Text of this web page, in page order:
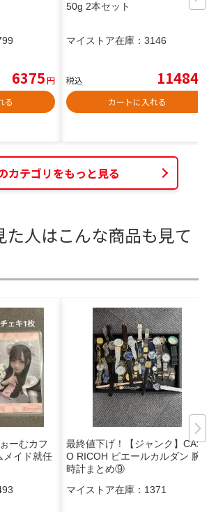
6375円
る
50g 2本セット
マイストア在庫： 3146
税込 11484
カートに入れる
カテゴリをもっと見る
た人はこんな商品も見て
ーむカフ
メイド就任
最終値下げ！【ジャンク】CASI
O RICOH ピエールカルダン 腕
時計まとめ⑨
マイストア在庫： 1371